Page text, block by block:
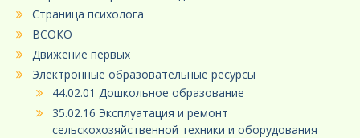
Страница психолога
ВСОКО
Движение первых
Электронные образовательные ресурсы
44.02.01 Дошкольное образование
35.02.16 Эксплуатация и ремонт
сельскохозяйственной техники и оборудования